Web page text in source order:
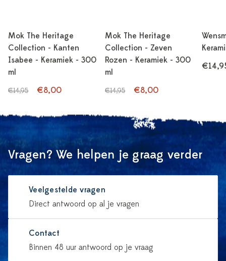
Mok The Heritage
Collection - Kanten
Isabee - Keramiek - 300
ml
€14,95 €8,00
Mok The Heritage
Collection - Zeven
Rozen - Keramiek - 300
ml
€14,95 €8,00
Vragen? We helpen je graag verder
Veelgestelde vragen
Direct antwoord op al je vragen
Contact
Binnen 48 uur antwoord op je vraag